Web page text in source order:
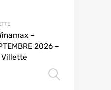
–
2026 –
Villette